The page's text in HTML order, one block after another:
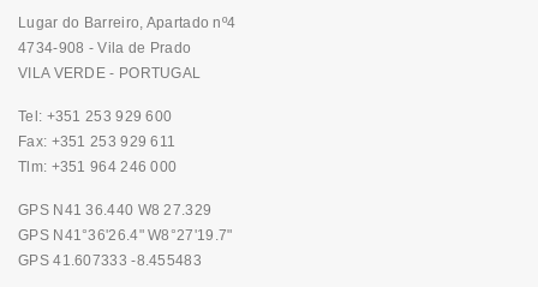
Lugar do Barreiro, Apartado nº4
4734-908 - Vila de Prado
VILA VERDE - PORTUGAL
Tel: +351 253 929 600
Fax: +351 253 929 611
Tlm: +351 964 246 000
GPS N41 36.440 W8 27.329
GPS N41°36'26.4" W8°27'19.7"
GPS 41.607333 -8.455483